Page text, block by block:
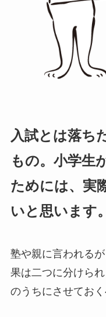
入試とは落ち
もの。小学生
ためには、実
いと思います。
塾や親に言われる
果は二つに分けら
のうちにさせてお